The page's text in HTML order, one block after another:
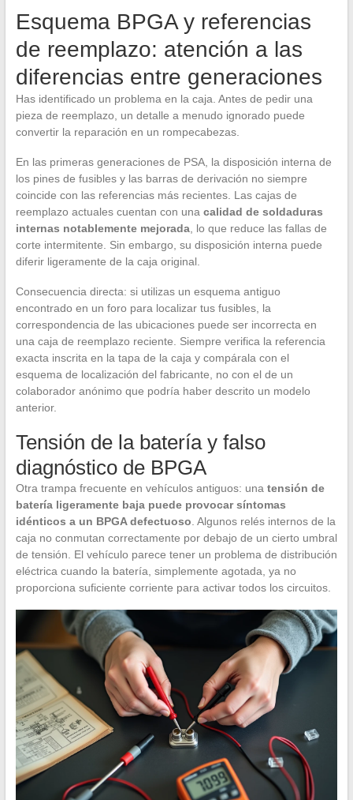
Esquema BPGA y referencias
de reemplazo: atención a las
diferencias entre generaciones
Has identificado un problema en la caja. Antes de pedir una
pieza de reemplazo, un detalle a menudo ignorado puede
convertir la reparación en un rompecabezas.
En las primeras generaciones de PSA, la disposición interna de
los pines de fusibles y las barras de derivación no siempre
coincide con las referencias más recientes. Las cajas de
reemplazo actuales cuentan con una calidad de soldaduras
internas notablemente mejorada, lo que reduce las fallas de
corte intermitente. Sin embargo, su disposición interna puede
diferir ligeramente de la caja original.
Consecuencia directa: si utilizas un esquema antiguo
encontrado en un foro para localizar tus fusibles, la
correspondencia de las ubicaciones puede ser incorrecta en
una caja de reemplazo reciente. Siempre verifica la referencia
exacta inscrita en la tapa de la caja y compárala con el
esquema de localización del fabricante, no con el de un
colaborador anónimo que podría haber descrito un modelo
anterior.
Tensión de la batería y falso
diagnóstico de BPGA
Otra trampa frecuente en vehículos antiguos: una tensión de
batería ligeramente baja puede provocar síntomas
idénticos a un BPGA defectuoso. Algunos relés internos de la
caja no conmutan correctamente por debajo de un cierto umbral
de tensión. El vehículo parece tener un problema de distribución
eléctrica cuando la batería, simplemente agotada, ya no
proporciona suficiente corriente para activar todos los circuitos.